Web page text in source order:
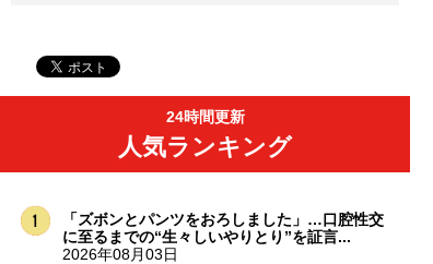
24時間更新
人気ランキング
「ズボンとパンツをおろしました」…口腔性交
に至るまでの“生々しいやりとり”を証言...
2026年08月03日